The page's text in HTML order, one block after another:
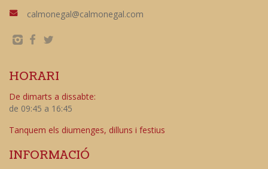
calmonegal@calmonegal.com
HORARI
De dimarts a dissabte:
de 09:45 a 16:45
Tanquem els diumenges, dilluns i festius
INFORMACIÓ